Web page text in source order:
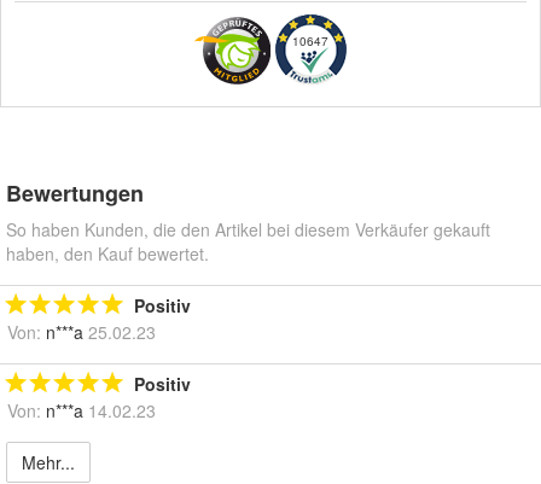
10647
Bewertungen
So haben Kunden, die den Artikel bei diesem Verkäufer gekauft
haben, den Kauf bewertet.
Positiv
Von: n***a 25.02.23
Positiv
Von: n***a 14.02.23
Mehr...